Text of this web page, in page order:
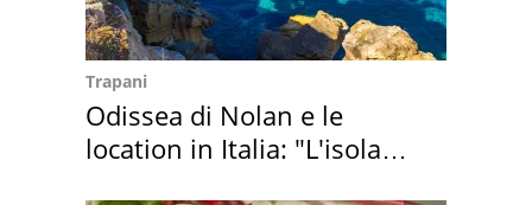
Trapani
Odissea di Nolan e le
location in Italia: "L'isola